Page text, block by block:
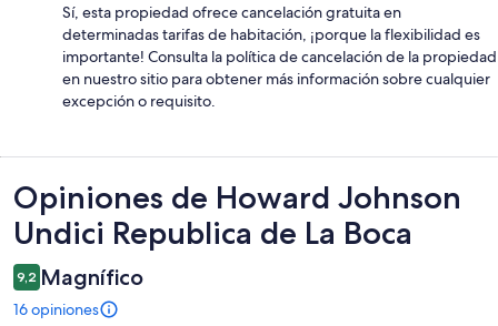
Sí, esta propiedad ofrece cancelación gratuita en
determinadas tarifas de habitación, ¡porque la flexibilidad es
importante! Consulta la política de cancelación de la propiedad
en nuestro sitio para obtener más información sobre cualquier
excepción o requisito.
Opiniones
Opiniones de Howard Johnson
Undici Republica de La Boca
9,2 Magnífico
16 opiniones